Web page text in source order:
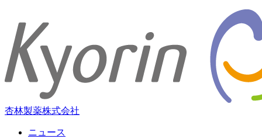
杏林製薬株式会社
ニュース